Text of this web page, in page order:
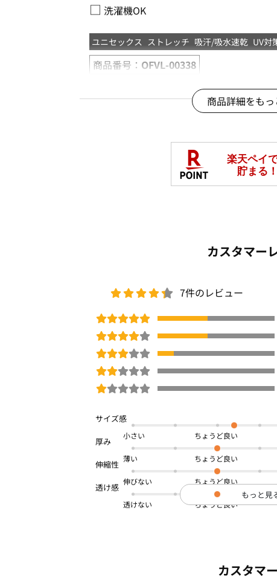
□ 洗濯機OK
ユニセックス ストレッチ 吸汗/吸水速乾 UV対
商品番号： OFVL-00338
商品詳細をもっ
カスタマー
7件のレビュー
小さい
薄い
伸びない
透けない
もっと見
カスタマ